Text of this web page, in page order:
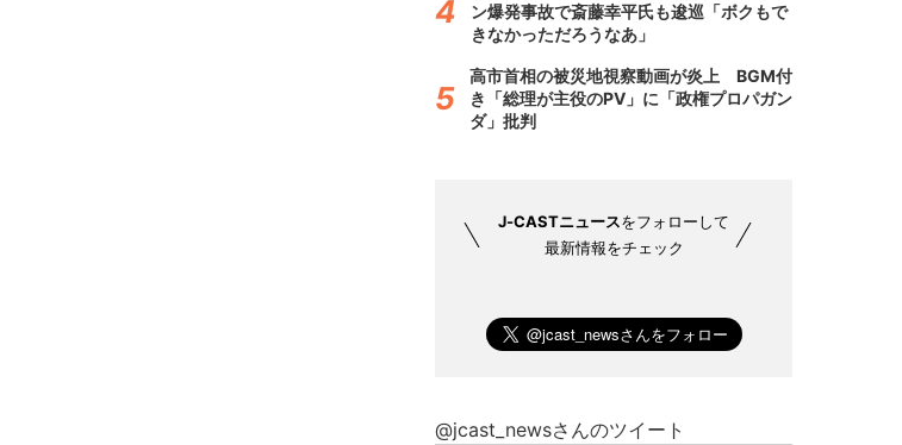
ン爆発事故で斎藤幸平氏も逡巡「ボクもで
きなかっただろうなあ」
高市首相の被災地視察動画が炎上 BGM付
き「総理が主役のPV」に「政権プロパガン
ダ」批判
J-CASTニュースをフォローして
最新情報をチェック
@jcast_newsさんのツイート